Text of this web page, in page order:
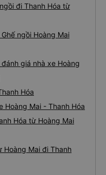
đi Thanh Hóa từ
ngồi Hoàng Mai
giá nhà xe Hoàng
Hóa
Hoàng Mai - Thanh Hóa
Hóa từ Hoàng Mai
Hoàng Mai đi Thanh